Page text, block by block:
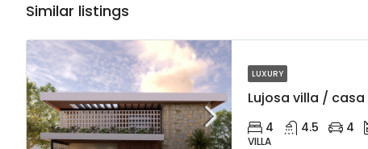
Similar listings
LUXURY
4 4.5 4
VILLA